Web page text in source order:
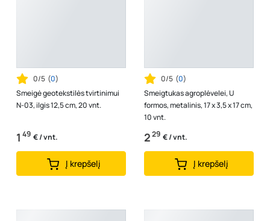
0/5 (0)
Smeigė geotekstilės tvirtinimui
N-03, ilgis 12,5 cm, 20 vnt.
1 49 € / vnt.
Į krepšelį
0/5 (0)
Smeigtukas agroplėvelei, U
formos, metalinis, 17 x 3,5 x 17 cm,
10 vnt.
229 € / vnt.
Į krepšelį